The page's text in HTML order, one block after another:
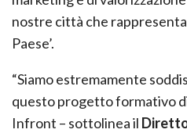
nostre città che
Paese’.
“Siamo estremamente
questo progetto formativo
Infront – sottolinea il